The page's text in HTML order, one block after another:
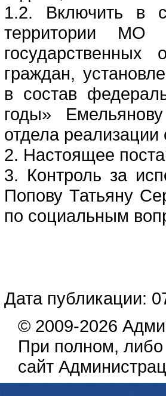
1.2. Включить в
территории МО
граждан,
в состав
годы»
отдела
2. Настоящее
3. Контроль за
Попову Татьяну
по социальным
Дата публикации:
© 2009-2026
При полном, либо
сайт